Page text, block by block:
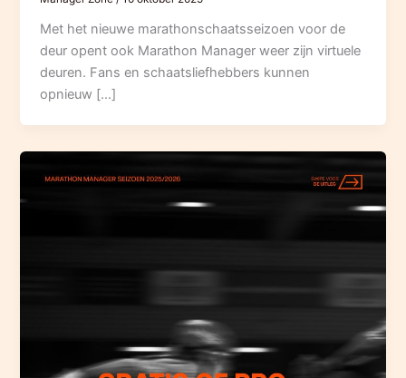
Met het nieuwe marathonschaatsseizoen voor de
deur opent ook Marathon Manager weer zijn virtuele
deuren. Fans en schaatsliefhebbers kunnen
opnieuw […]